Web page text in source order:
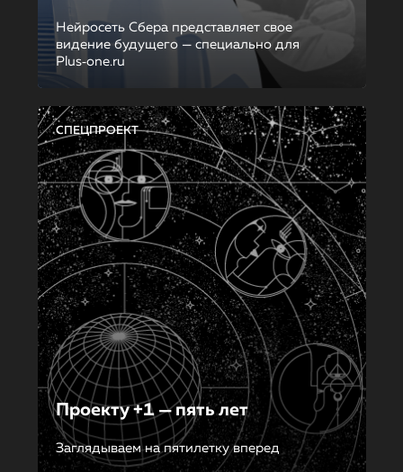
Нейросеть Сбера представляет свое
видение будущего — специально для
Plus‑one.ru
СПЕЦПРОЕКТ
Проекту +1 — пять лет
Заглядываем на пятилетку вперед